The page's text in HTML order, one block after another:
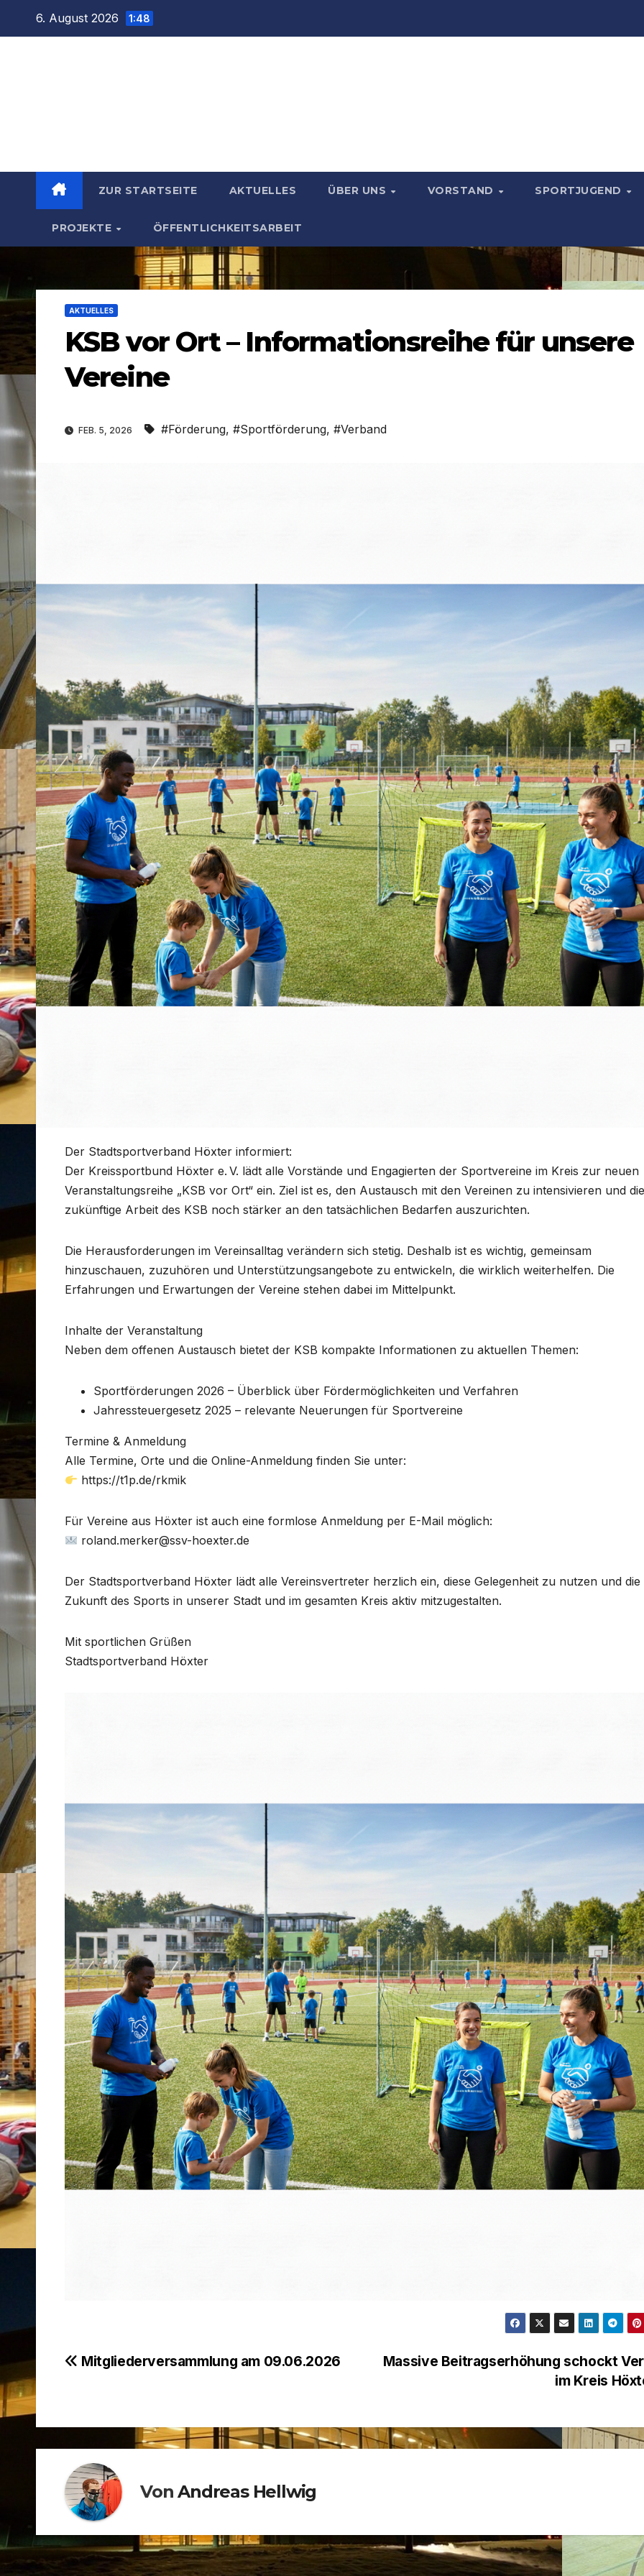
6. August 2026 1:48
ZUR STARTSEITE AKTUELLES ÜBER UNS VORSTAND SPORTJUGEND
PROJEKTE ÖFFENTLICHKEITSARBEIT
AKTUELLES
KSB vor Ort – Informationsreihe für unsere
Vereine
FEB. 5, 2026 #Förderung, #Sportförderung, #Verband
Der Stadtsportverband Höxter informiert:
Der Kreissportbund Höxter e. V. lädt alle Vorstände und Engagierten der Sportvereine im Kreis zur neuen
Veranstaltungsreihe „KSB vor Ort“ ein. Ziel ist es, den Austausch mit den Vereinen zu intensivieren und die
zukünftige Arbeit des KSB noch stärker an den tatsächlichen Bedarfen auszurichten.
Die Herausforderungen im Vereinsalltag verändern sich stetig. Deshalb ist es wichtig, gemeinsam
hinzuschauen, zuzuhören und Unterstützungsangebote zu entwickeln, die wirklich weiterhelfen. Die
Erfahrungen und Erwartungen der Vereine stehen dabei im Mittelpunkt.
Inhalte der Veranstaltung
Neben dem offenen Austausch bietet der KSB kompakte Informationen zu aktuellen Themen:
Sportförderungen 2026 – Überblick über Fördermöglichkeiten und Verfahren
Jahressteuergesetz 2025 – relevante Neuerungen für Sportvereine
Termine & Anmeldung
Alle Termine, Orte und die Online-Anmeldung finden Sie unter:
https://t1p.de/rkmik
Für Vereine aus Höxter ist auch eine formlose Anmeldung per E-Mail möglich:
roland.merker@ssv-hoexter.de
Der Stadtsportverband Höxter lädt alle Vereinsvertreter herzlich ein, diese Gelegenheit zu nutzen und die
Zukunft des Sports in unserer Stadt und im gesamten Kreis aktiv mitzugestalten.
Mit sportlichen Grüßen
Stadtsportverband Höxter
Beitragsnavigation
Massive Beitragserhöhung schockt
im Kreis
Mitgliederversammlung am 09.06.2026
VonAndreas Hellwig